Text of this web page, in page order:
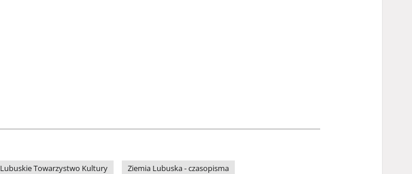
Lubuskie Towarzystwo Kultury Ziemia Lubuska - czasopisma